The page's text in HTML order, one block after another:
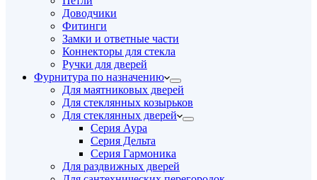
Доводчики
Фитинги
Замки и ответные части
Коннекторы для стекла
Ручки для дверей
Фурнитура по назначению
Для маятниковых дверей
Для стеклянных козырьков
Для стеклянных дверей
Серия Аура
Серия Дельта
Серия Гармоника
Для раздвижных дверей